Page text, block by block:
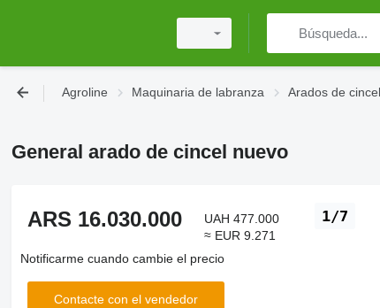
Agroline Maquinaria de labranza Arados de cincel
General arado de cincel nuevo
1/7
ARS 16.030.000
UAH 477.000
≈ EUR 9.271
Notificarme cuando cambie el precio
Contacte con el vendedor